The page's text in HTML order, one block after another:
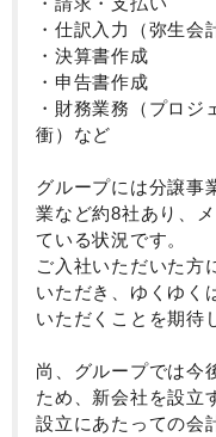
既成概念にとらわれ
取り入れて会社の成
身の成長も実感いた
・仕訳入力（弥生会
・決算書作成
・申告書作成
・財務業務（プロ
衝）など
グループには分譲事
業など約8社あり、
ている状況です。
ご入社いただいた方
いただき、ゆくゆく
いただくことを期待
尚、グループでは今
ため、新会社を設立
設立にあたっての会